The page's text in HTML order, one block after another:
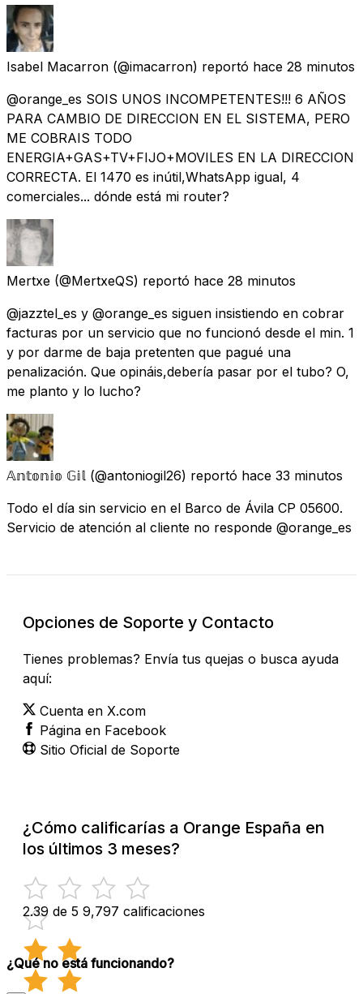
Isabel Macarron (@imacarron) reportó hace 28 minutos
@orange_es SOIS UNOS INCOMPETENTES!!! 6 AÑOS
PARA CAMBIO DE DIRECCION EN EL SISTEMA, PERO
ME COBRAIS TODO
ENERGIA+GAS+TV+FIJO+MOVILES EN LA DIRECCION
CORRECTA. El 1470 es inútil,WhatsApp igual, 4
comerciales... dónde está mi router?
Mertxe (@MertxeQS) reportó hace 28 minutos
@jazztel_es y @orange_es siguen insistiendo en cobrar
facturas por un servicio que no funcionó desde el min. 1
y por darme de baja pretenten que pagué una
penalización. Que opináis,debería pasar por el tubo? O,
me planto y lo lucho?
𝔸𝕟𝕥𝕠𝕟𝕚𝕠 𝔾𝕚𝕝 (@antoniogil26) reportó hace 33 minutos
Todo el día sin servicio en el Barco de Ávila CP 05600.
Servicio de atención al cliente no responde @orange_es
Opciones de Soporte y Contacto
Tienes problemas? Envía tus quejas o busca ayuda
aquí:
Cuenta en X.com
Página en Facebook
Sitio Oficial de Soporte
¿Cómo calificarías a Orange España en
los últimos 3 meses?
2.39 de 5 9,797 calificaciones
¿Qué no está funcionando?